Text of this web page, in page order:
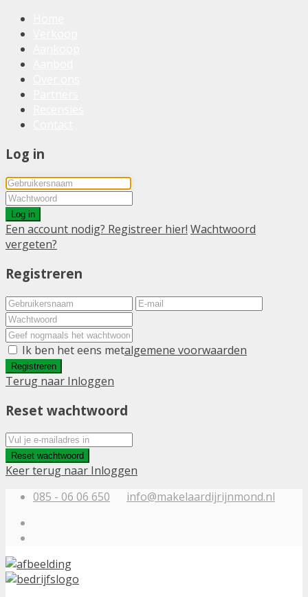
Log in
Log in
Een account nodig? Registreer hier! Wachtwoord
vergeten?
Registreren
Ik ben het eens metalgemene voorwaarden
Registreren
Terug naar Inloggen
Reset wachtwoord
Reset wachtwoord
Keer terug naar Inloggen
085 - 06 06 650
info@makelaardijrijnmond.nl